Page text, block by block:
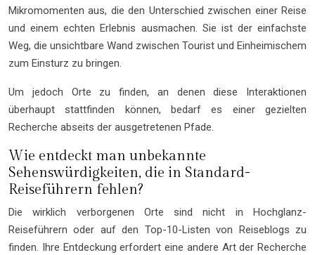
Mikromomenten aus, die den Unterschied zwischen einer Reise
und einem echten Erlebnis ausmachen. Sie ist der einfachste
Weg, die unsichtbare Wand zwischen Tourist und Einheimischem
zum Einsturz zu bringen.
Um jedoch Orte zu finden, an denen diese Interaktionen
überhaupt stattfinden können, bedarf es einer gezielten
Recherche abseits der ausgetretenen Pfade.
Wie entdeckt man unbekannte
Sehenswürdigkeiten, die in Standard-
Reiseführern fehlen?
Die wirklich verborgenen Orte sind nicht in Hochglanz-
Reiseführern oder auf den Top-10-Listen von Reiseblogs zu
finden. Ihre Entdeckung erfordert eine andere Art der Recherche